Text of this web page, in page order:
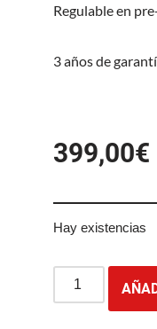
Regulable en
3 años de
399,00€
Hay existencias